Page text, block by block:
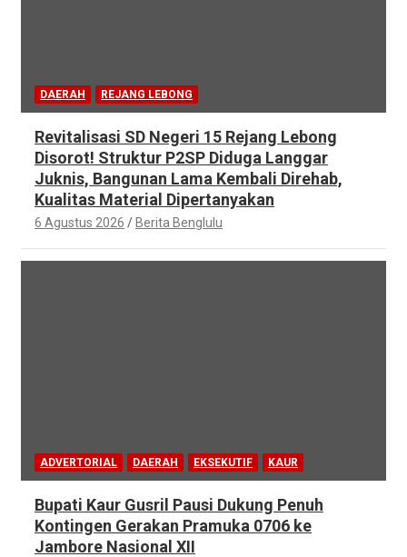
DAERAH REJANG LEBONG
Revitalisasi SD Negeri 15 Rejang Lebong
Disorot! Struktur P2SP Diduga Langgar
Juknis, Bangunan Lama Kembali Direhab,
Kualitas Material Dipertanyakan
6 Agustus 2026 Berita Benglulu
ADVERTORIAL DAERAH EKSEKUTIF KAUR
Bupati Kaur Gusril Pausi Dukung Penuh
Kontingen Gerakan Pramuka 0706 ke
Jambore Nasional XII